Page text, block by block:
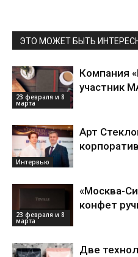
ЭТО МОЖЕТ БЫТЬ
23 февраля и 8
марта
Компания
участник
Интервью
Арт
23 февраля и 8
марта
«Москва-
конфет
Две